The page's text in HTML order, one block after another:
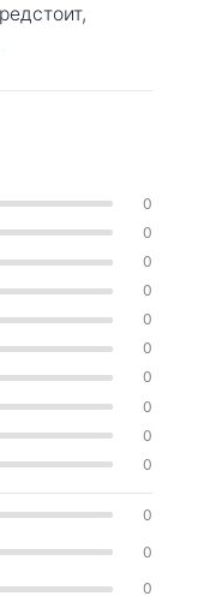
0
0
0
0
0
0
0
0
0
0
0
0
0